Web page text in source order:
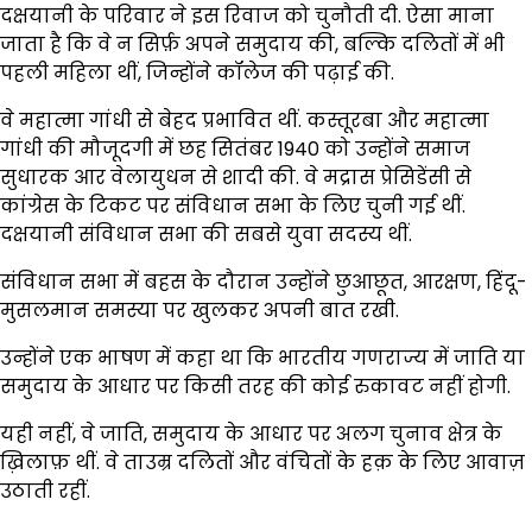
दक्षयानी के परिवार ने इस रिवाज को चुनौती दी. ऐसा माना
जाता है कि वे न सिर्फ़ अपने समुदाय की, बल्कि दलितों में भी
पहली महिला थीं, जिन्होंने कॉलेज की पढ़ाई की.
वे महात्मा गांधी से बेहद प्रभावित थीं. कस्तूरबा और महात्मा
गांधी की मौजूदगी में छह सितंबर 1940 को उन्होंने समाज
सुधारक आर वेलायुधन से शादी की. वे मद्रास प्रेसिडेंसी से
कांग्रेस के टिकट पर संविधान सभा के लिए चुनी गई थीं.
दक्षयानी संविधान सभा की सबसे युवा सदस्य थीं.
संविधान सभा में बहस के दौरान उन्होंने छुआछूत, आरक्षण, हिंदू-
मुसलमान समस्या पर खुलकर अपनी बात रखी.
उन्होंने एक भाषण में कहा था कि भारतीय गणराज्य में जाति या
समुदाय के आधार पर किसी तरह की कोई रुकावट नहीं होगी.
यही नहीं, वे जाति, समुदाय के आधार पर अलग चुनाव क्षेत्र के
ख़िलाफ़ थीं. वे ताउम्र दलितों और वंचितों के हक़ के लिए आवाज़
उठाती रहीं.